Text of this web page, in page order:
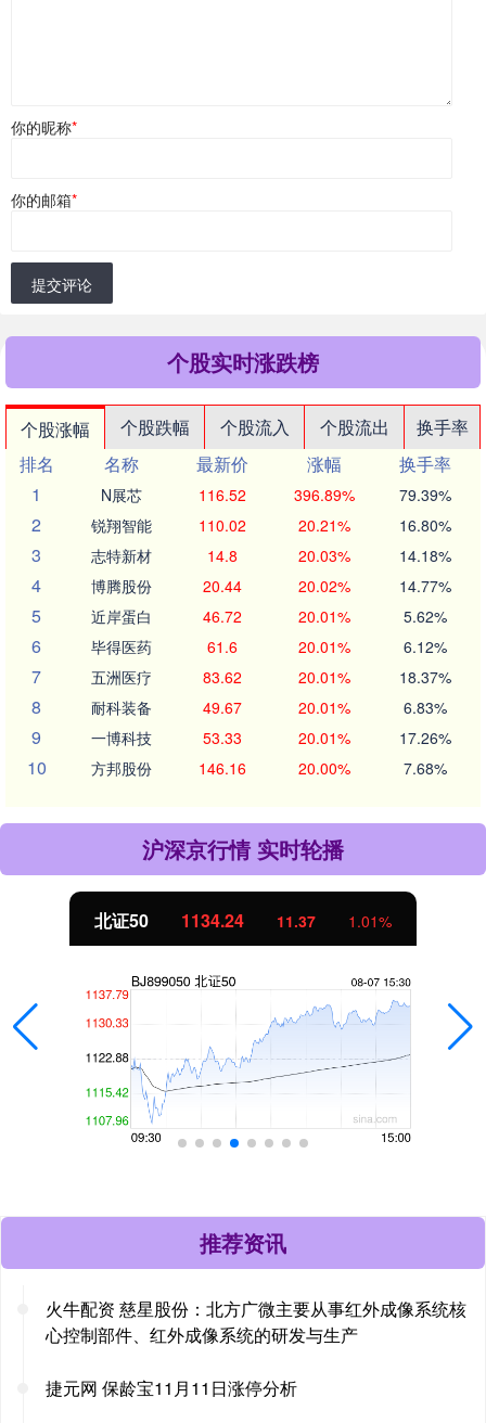
你的昵称*
你的邮箱*
提交评论
个股实时涨跌榜
个股涨幅 个股跌幅 个股流入 个股流出
换手率
排名
名称 最新价 涨幅
换手率
1
N展芯 116.52 396.89% 79.39%
2 锐翔智能 110.02 20.21% 16.80%
3 志特新材 14.8 20.03% 14.18%
4 博腾股份 20.44 20.02% 14.77%
5 近岸蛋白 46.72 20.01% 5.62%
6 毕得医药 61.6 20.01% 6.12%
7 五洲医疗 83.62 20.01% 18.37%
8 耐科装备 49.67 20.01% 6.83%
9 一博科技 53.33 20.01% 17.26%
10 方邦股份 146.16 20.00% 7.68%
沪深京行情 实时轮播
北证50 1134.24 11.37 1.01%
推荐资讯
火牛配资 慈星股份：北方广微主要从事红外成像系统核
心控制部件、红外成像系统的研发与生产
捷元网 保龄宝11月11日涨停分析